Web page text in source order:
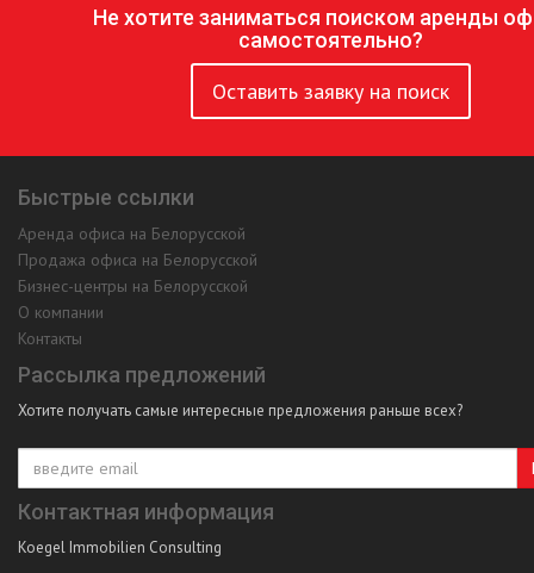
Не хотите заниматься поиском аренды
самостоятельно?
Оставить заявку на поиск
Быстрые ссылки
Аренда офиса на Белорусской
Продажа офиса на Белорусской
Бизнес-центры на Белорусской
О компании
Контакты
Рассылка предложений
Хотите получать самые интересные предложения раньше всех?
Контактная информация
Koegel Immobilien Consulting